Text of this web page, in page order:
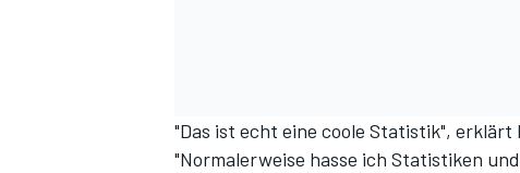
"Das ist echt eine coole Statistik",
"Normalerweise hasse ich Statistiken